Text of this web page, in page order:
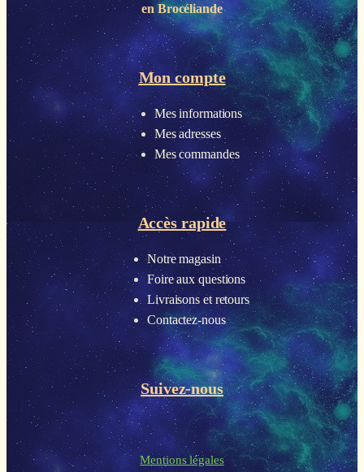
en Brocéliande
Mon compte
Mes informations
Mes adresses
Mes commandes
Accès rapide
Notre magasin
Foire aux questions
Livraisons et retours
Contactez-nous
Suivez-nous
Mentions légales